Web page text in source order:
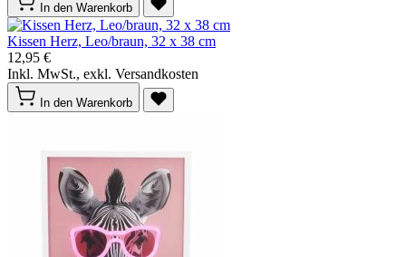
In den Warenkorb
Kissen Herz, Leo/braun, 32 x 38 cm
12,95 €
Inkl. MwSt., exkl. Versandkosten
In den Warenkorb